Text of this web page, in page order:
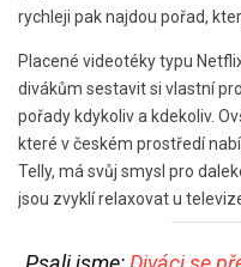
rychleji pak najdou pořad,
Placené videotéky typu
divákům sestavit si vlastní
pořady kdykoliv a kdekoliv.
které v českém prostředí
Telly, má svůj smysl pro
jsou zvyklí relaxovat u